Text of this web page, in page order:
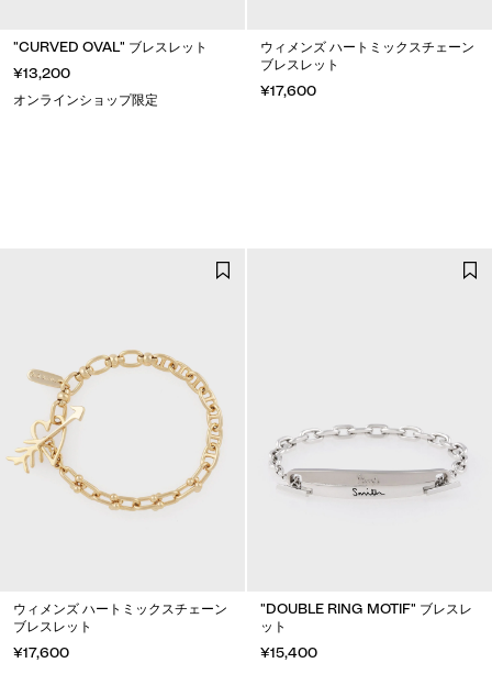
"CURVED OVAL" ブレスレット
¥13,200
オンラインショップ限定
ウィメンズ ハートミックスチェーン
ブレスレット
¥17,600
ウィメンズ ハートミックスチェーン
ブレスレット
¥17,600
"DOUBLE RING MOTIF" ブレスレ
ット
¥15,400